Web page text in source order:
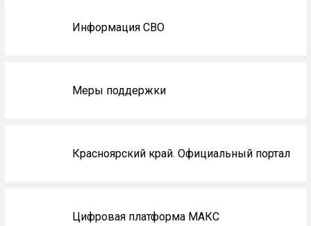
Информация СВО
Меры поддержки
Красноярский край. Официальный портал
Цифровая платформа МАКС